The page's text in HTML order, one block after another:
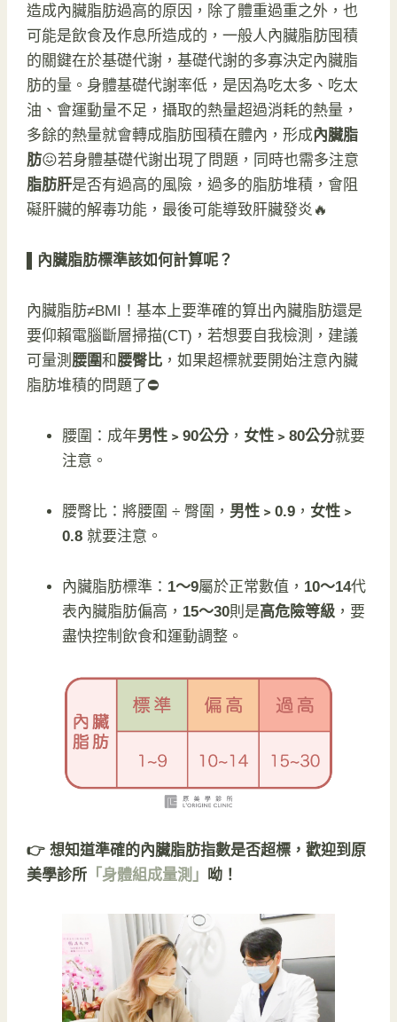
造成內臟脂肪過高的原因，除了體重過重之外，也
可能是飲食及作息所造成的，一般人內臟脂肪囤積
的關鍵在於基礎代謝，基礎代謝的多寡決定內臟脂
肪的量。身體基礎代謝率低，是因為吃太多、吃太
油、會運動量不足，攝取的熱量超過消耗的熱量，
多餘的熱量就會轉成脂肪囤積在體內，形成內臟脂
肪😖若身體基礎代謝出現了問題，同時也需多注意
脂肪肝是否有過高的風險，過多的脂肪堆積，會阻
礙肝臟的解毒功能，最後可能導致肝臟發炎🔥
內臟脂肪標準該如何計算呢？
內臟脂肪≠BMI！基本上要準確的算出內臟脂肪還是
要仰賴電腦斷層掃描(CT)，若想要自我檢測，建議
可量測 腰圍和 腰臀比 ，如果超標就要開始注意內臟
脂肪堆積的問題了⛔
腰圍：成年男性﹥90公分 ， 女性﹥80公分就要
注意。
腰臀比：將腰圍 ÷ 臀圍， 男性﹥0.9 ， 女性﹥
0.8 就要注意。
內臟脂肪標準： 1～9屬於正常數值， 10～14代
表內臟脂肪偏高， 15～30則是高危險等級 ，要
盡快控制飲食和運動調整。
👉 想知道準確的內臟脂肪指數是否超標，歡迎到原
美學診所 「身體組成量測」 呦！